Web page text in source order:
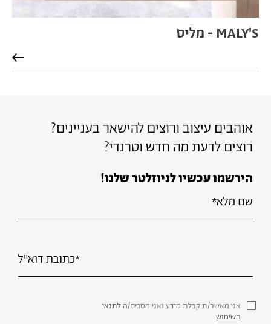
MALY'S - מליס
אוהבים עיצוב ורוצים להישאר בעניינים?
רוצים לדעת מה חדש וטרנדי?
הירשמו עכשיו לניוזלטר שלנו!
אני מאשר/ת קבלת מידע ואני מסכים/הלתנאי
השימוש